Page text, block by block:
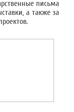
письма
а также за